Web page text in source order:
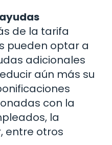
de la tarifa
pueden optar a
adicionales
aún más su
con la
la
entre otros